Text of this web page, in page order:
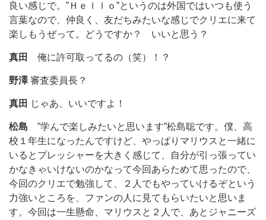
良い感じで。”Ｈｅｌｌｏ”というのは外国ではいつも使う
言葉なので、仲良く、友だちみたいな感じでクリエに来て
楽しもうぜって。どうですか？ いいと思う？
真田 俺に許可取ってるの（笑）！？
野澤 審査委員長？
真田 じゃあ、いいですよ！
松島 ”学んで楽しみたいと思います”松島聡です。僕、高
校１年生になったんですけど、やっぱりマリウスと一緒に
いるとプレッシャーを大きく感じて、自分が引っ張ってい
かなきゃいけないのかなって今回あらためて思ったので、
今回のクリエで勉強して、２人でもやっていけるぞという
力強いところを、ファンの人に見てもらいたいと思いま
す。今回は一生懸命、マリウスと２人で、あとジャニーズ